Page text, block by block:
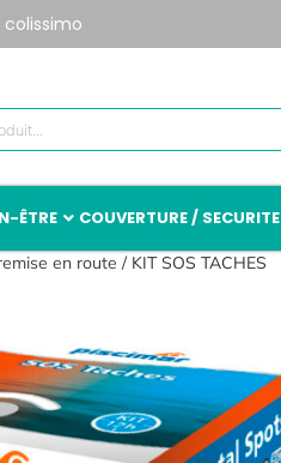
ÊTRE COUVERTURE / SECURITE
en route / KIT SOS TACHES